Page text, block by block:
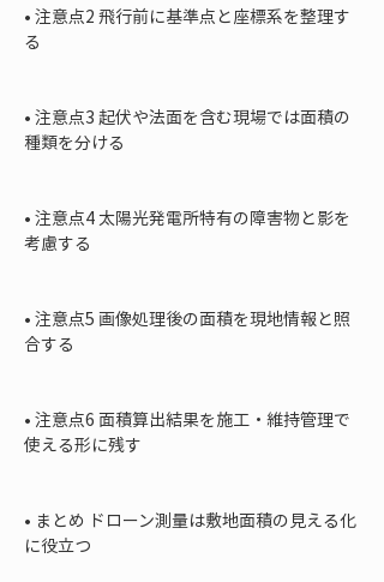
• 注意点2 飛行前に基準点と座標系を整理す
る
• 注意点3 起伏や法面を含む現場では面積の
種類を分ける
• 注意点4 太陽光発電所特有の障害物と影を
考慮する
• 注意点5 画像処理後の面積を現地情報と照
合する
• 注意点6 面積算出結果を施工・維持管理で
使える形に残す
• まとめ ドローン測量は敷地面積の見える化
に役立つ